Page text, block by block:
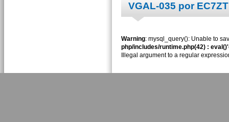
VGAL-035 por EC7ZT
Warning: mysql_query(): Unable to
php/includes/runtime.php(42) :
Illegal argument to a regular